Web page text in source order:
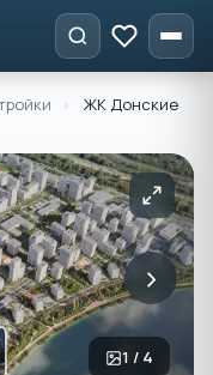
›
ЖК Донские
›
1 / 4